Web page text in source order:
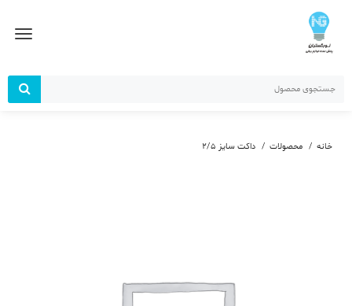
خانه محصولات داکت سایز 2/5